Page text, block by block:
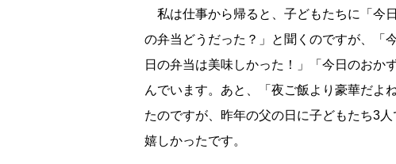
私は仕事から帰ると、子どもたちに「今日
の弁当どうだった？」と聞くのですが、「
日の弁当は美味しかった！」「今日のおか
んでいます。あと、「夜ご飯より豪華だよ
たのですが、昨年の父の日に子どもたち3
嬉しかったです。